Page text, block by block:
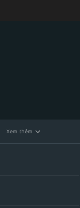
Xem thêm